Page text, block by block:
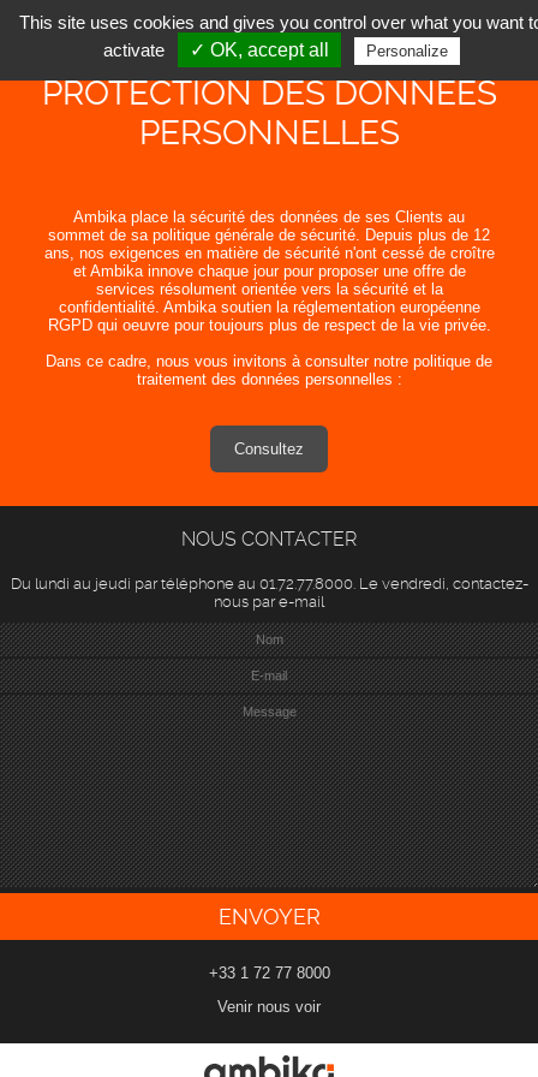
PROTECTION DES DONNÉES
PERSONNELLES
Ambika place la sécurité des données de ses Clients au
sommet de sa politique générale de sécurité. Depuis plus de 12
ans, nos exigences en matière de sécurité n'ont cessé de croître
et Ambika innove chaque jour pour proposer une offre de
services résolument orientée vers la sécurité et la
confidentialité. Ambika soutien la réglementation européenne
RGPD qui oeuvre pour toujours plus de respect de la vie privée.
Dans ce cadre, nous vous invitons à consulter notre politique de
traitement des données personnelles :
Consultez
NOUS CONTACTER
Du lundi au jeudi par téléphone au 01.72.77.8000. Le vendredi, contactez-
nous par e-mail
+33 1 72 77 8000
Venir nous voir
This site uses cookies and gives you control over what you want
activate
✓ OK, accept all Personalize